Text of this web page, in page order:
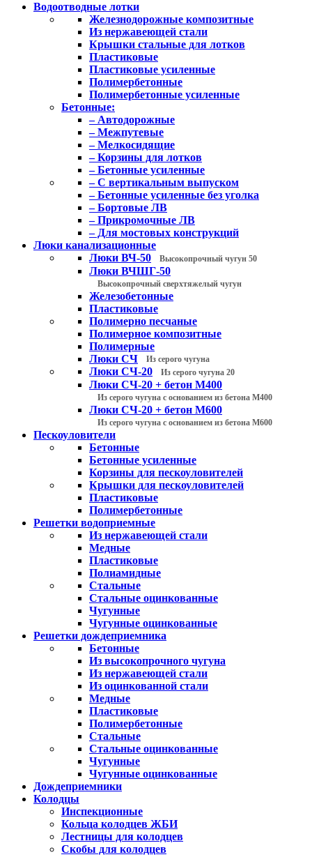
Водоотводные лотки
Железнодорожные композитные
Из нержавеющей стали
Крышки стальные для лотков
Пластиковые
Пластиковые усиленные
Полимербетонные
Полимербетонные усиленные
Бетонные:
– Автодорожные
– Межпутевые
– Мелкосидящие
– Корзины для лотков
– Бетонные усиленные
– С вертикальным выпуском
– Бетонные усиленные без уголка
– Бортовые ЛВ
– Прикромочные ЛВ
– Для мостовых конструкций
Люки канализационные
Люки ВЧ-50
Высокопрочный чугун 50
Люки ВЧШГ-50
Высокопрочный сверхтяжелый чугун
Железобетонные
Пластиковые
Полимерно песчаные
Полимерное композитные
Полимерные
Люки СЧ
Из серого чугуна
Люки СЧ-20 Из серого чугуна 20
Люки СЧ-20 + бетон М400
Из серого чугуна с основанием из бетона М400
Люки СЧ-20 + бетон М600
Из серого чугуна с основанием из бетона М600
Пескоуловители
Бетонные
Бетонные усиленные
Корзины для пескоуловителей
Крышки для пескоуловителей
Пластиковые
Полимербетонные
Решетки водоприемные
Из нержавеющей стали
Медные
Пластиковые
Полиамидные
Стальные
Стальные оцинкованные
Чугунные
Чугунные оцинкованные
Решетки дождеприемника
Бетонные
Из высокопрочного чугуна
Из нержавеющей стали
Из оцинкованной стали
Медные
Пластиковые
Полимербетонные
Стальные
Стальные оцинкованные
Чугунные
Чугунные оцинкованные
Дождеприемники
Колодцы
Инспекционные
Кольца колодцев ЖБИ
Лестницы для колодцев
Скобы для колодцев